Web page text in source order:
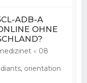
ADB-A
OHNE
« 08
orientation